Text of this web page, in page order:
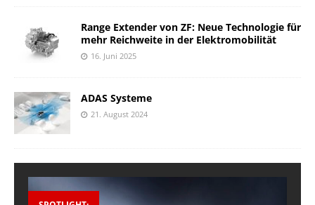
Range Extender von ZF: Neue Technologie für
mehr Reichweite in der Elektromobilität
16. Juni 2025
ADAS Systeme
21. August 2024